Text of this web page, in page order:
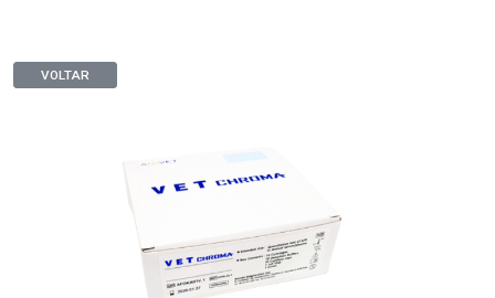
VOLTAR